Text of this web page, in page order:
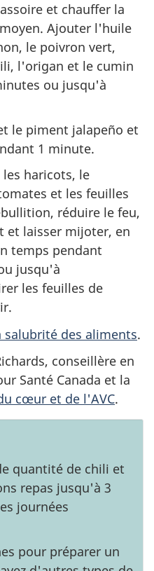
et chauffer la
Ajouter l'huile
le poivron vert,
l'origan et le cumin
ou jusqu'à
le piment jalapeño et
1 minute.
haricots, le
et les feuilles
réduire le feu,
et laisser mijoter, en
temps pendant
jusqu'à
les feuilles de
salubrité des aliments.
conseillère en
Santé Canada et la
cœur et de l'AVC.
quantité de chili et
repas jusqu'à 3
journées
pour préparer un